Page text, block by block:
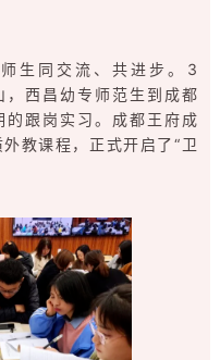
生同交流、共进步。3
，西昌幼专师范生到成都
的跟岗实习。成都王府成
教课程，正式开启了“卫